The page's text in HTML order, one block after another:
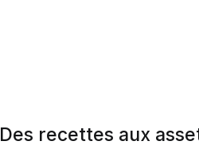
Des recettes aux